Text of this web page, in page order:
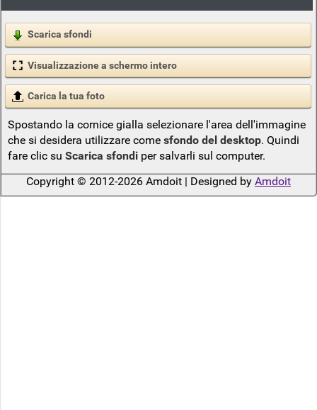
Scarica sfondi
Visualizzazione a schermo intero
Carica la tua foto
Spostando la cornice gialla selezionare l'area dell'immagine
che si desidera utilizzare come sfondo del desktop. Quindi
fare clic su Scarica sfondiper salvarli sul computer.
Copyright © 2012-2026 Amdoit | Designed by Amdoit